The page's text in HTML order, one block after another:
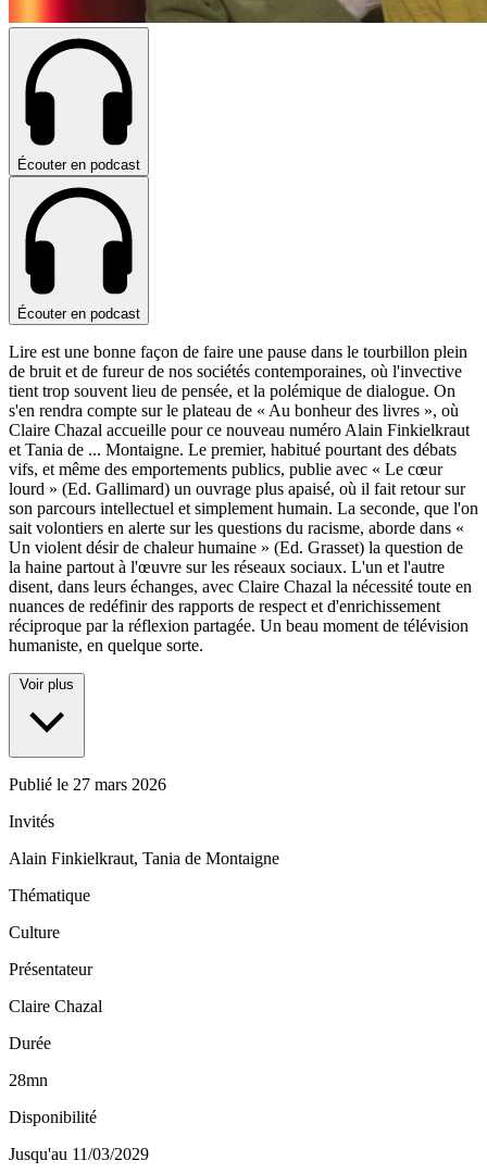
Écouter en podcast
Écouter en podcast
Lire est une bonne façon de faire une pause dans le tourbillon plein
de bruit et de fureur de nos sociétés contemporaines, où l'invective
tient trop souvent lieu de pensée, et la polémique de dialogue. On
s'en rendra compte sur le plateau de « Au bonheur des livres », où
Claire Chazal accueille pour ce nouveau numéro Alain Finkielkraut
et Tania de ... Montaigne. Le premier, habitué pourtant des débats
vifs, et même des emportements publics, publie avec « Le cœur
lourd » (Ed. Gallimard) un ouvrage plus apaisé, où il fait retour sur
son parcours intellectuel et simplement humain. La seconde, que l'on
sait volontiers en alerte sur les questions du racisme, aborde dans «
Un violent désir de chaleur humaine » (Ed. Grasset) la question de
la haine partout à l'œuvre sur les réseaux sociaux. L'un et l'autre
disent, dans leurs échanges, avec Claire Chazal la nécessité toute en
nuances de redéfinir des rapports de respect et d'enrichissement
réciproque par la réflexion partagée. Un beau moment de télévision
humaniste, en quelque sorte.
Voir plus
Publié le 27 mars 2026
Invités
Alain Finkielkraut, Tania de Montaigne
Thématique
Culture
Présentateur
Claire Chazal
Durée
28mn
Disponibilité
Jusqu'au 11/03/2029